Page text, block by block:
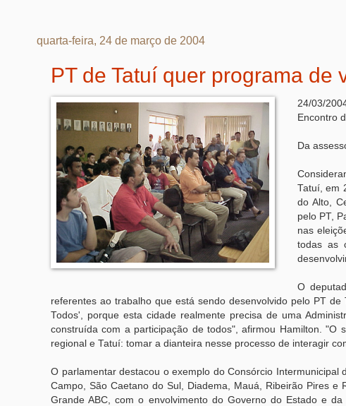
quarta-feira, 24 de março de 2004
PT de Tatuí quer programa de
24/03/
Encontro
Da
Tatuí, em
do Alto,
pelo PT,
nas
todas as
O
referentes ao trabalho que está sendo desenvolvido pelo PT
Todos', porque esta cidade realmente precisa de uma
construída com a participação de todos", afirmou Hamilton.
regional e Tatuí: tomar a dianteira nesse processo de interagir
O parlamentar destacou o exemplo do Consórcio
Campo, São Caetano do Sul, Diadema, Mauá, Ribeirão Pires
Grande ABC, com o envolvimento do Governo do Estado e